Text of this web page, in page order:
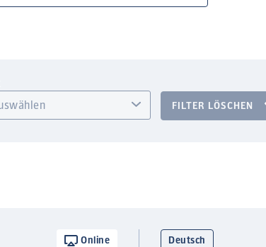
FILTER LÖSCHEN
Online Deutsch